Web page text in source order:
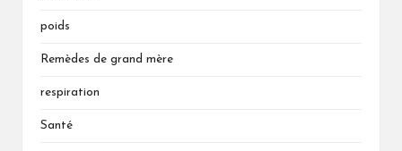
poids
Remèdes de grand mère
respiration
Santé